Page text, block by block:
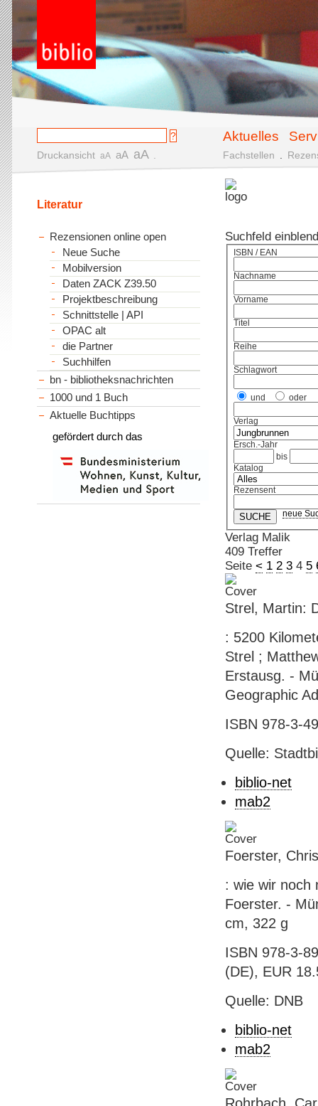
Aktuelles
Druckansicht aA aA aA Fachstellen
Suchfeld
ISBN / EAN
Nachname
Vorname
Titel
Reihe
Schlagwort
und oder
Verlag
Ersch.-Jahr
bis
Katalog
Rezensent
neue
Verlag Malik
409 Treffer
Seite < 1 2 3 4 5
Strel, Martin:
: 5200
Strel ;
Erstausg. -
Geographic
ISBN 978-3-
Quelle:
biblio-net
mab2
Foerster,
: wie wir noch
Foerster. -
cm, 322 g
ISBN 978-3-
(DE), EUR
Quelle: DNB
biblio-net
mab2
Literatur
Rezensionen online open
Neue Suche
Mobilversion
Daten ZACK Z39.50
Projektbeschreibung
Schnittstelle | API
OPAC alt
die Partner
Suchhilfen
bn - bibliotheksnachrichten
1000 und 1 Buch
Aktuelle Buchtipps
gefördert durch das